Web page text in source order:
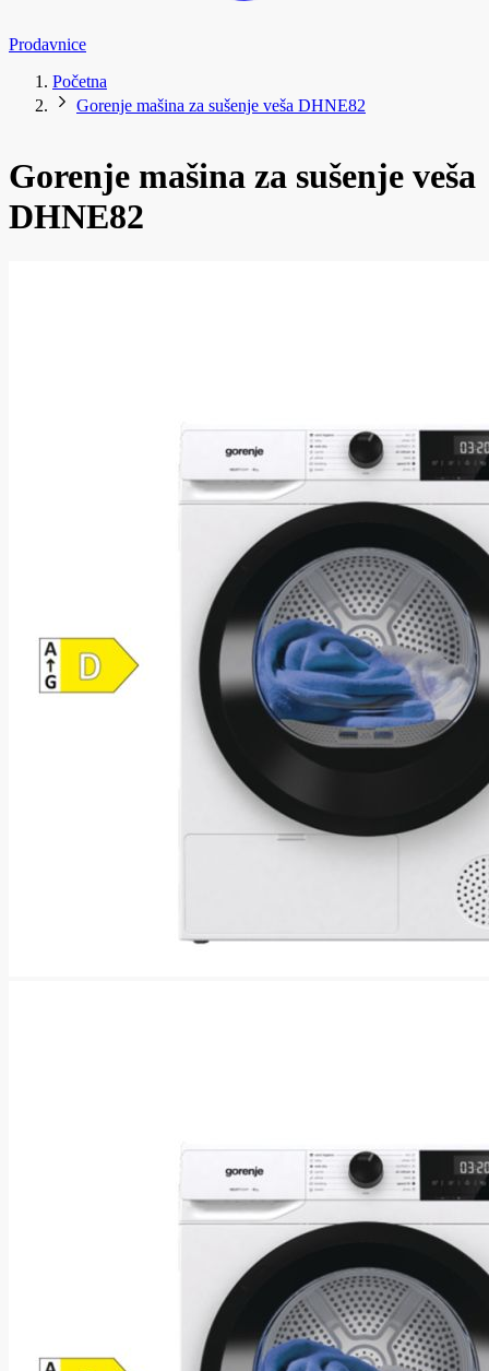
Prodavnice
Početna
Gorenje mašina za sušenje veša DHNE82
Gorenje mašina za sušenje veša
DHNE82